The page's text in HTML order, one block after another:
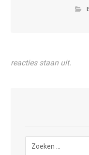
reacties staan uit.